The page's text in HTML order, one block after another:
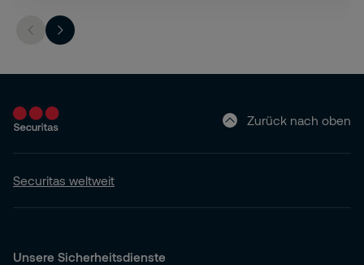
Zurück nach oben
Securitas weltweit
Unsere Sicherheitsdienste